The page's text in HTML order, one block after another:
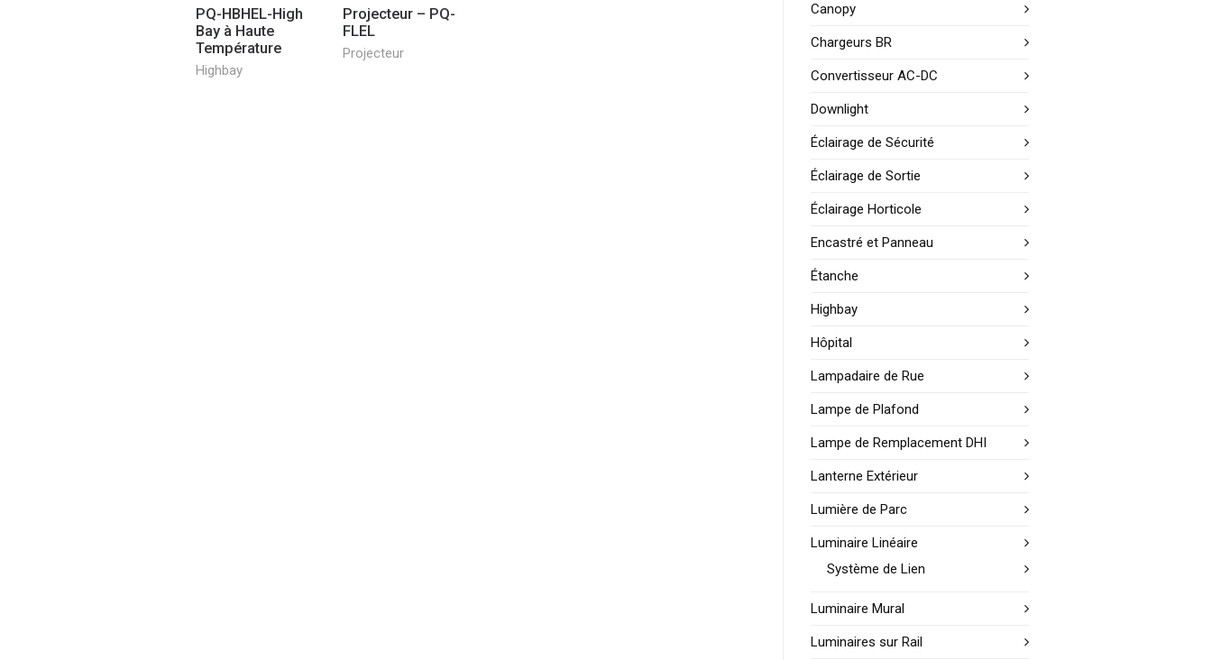
PQ-HBHEL-High
Bay à Haute
Température
Highbay
Projecteur – PQ-
FLEL
Projecteur
Canopy
Chargeurs BR
Convertisseur AC-DC
Downlight
Éclairage de Sécurité
Éclairage de Sortie
Éclairage Horticole
Encastré et Panneau
Étanche
Highbay
Hôpital
Lampadaire de Rue
Lampe de Plafond
Lampe de Remplacement DHI
Lanterne Extérieur
Lumière de Parc
Luminaire Linéaire
Système de Lien
Luminaire Mural
Luminaires sur Rail